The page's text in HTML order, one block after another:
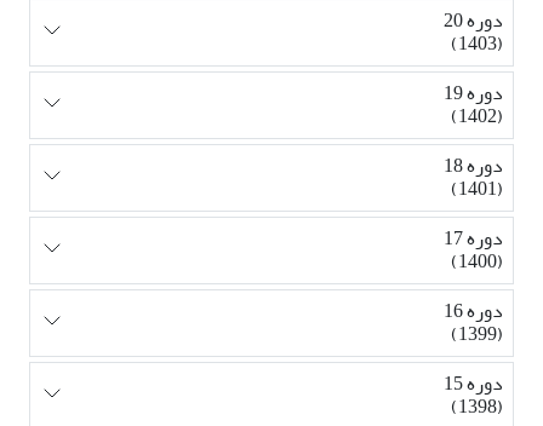
دوره 20
(1403)
دوره 19
(1402)
دوره 18
(1401)
دوره 17
(1400)
دوره 16
(1399)
دوره 15
(1398)